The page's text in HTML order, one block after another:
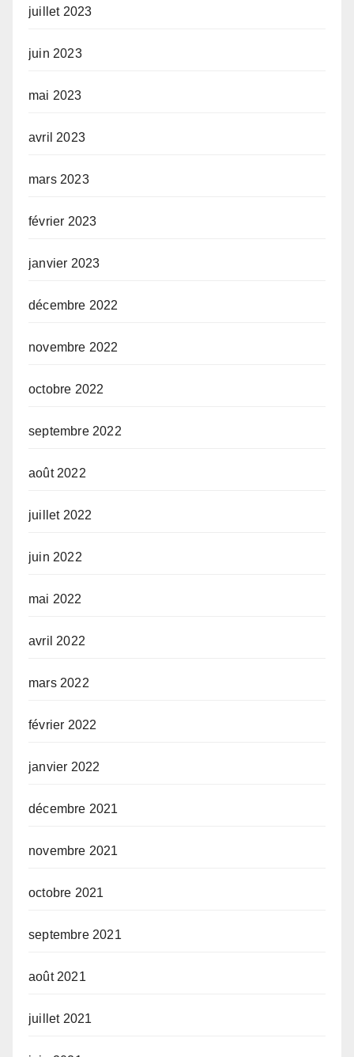
juillet 2023
juin 2023
mai 2023
avril 2023
mars 2023
février 2023
janvier 2023
décembre 2022
novembre 2022
octobre 2022
septembre 2022
août 2022
juillet 2022
juin 2022
mai 2022
avril 2022
mars 2022
février 2022
janvier 2022
décembre 2021
novembre 2021
octobre 2021
septembre 2021
août 2021
juillet 2021